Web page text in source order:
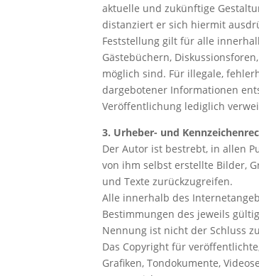
aktuelle und zukünftige
distanziert er sich hiermit
Feststellung gilt für alle
Gästebüchern,
möglich sind. Für illegale,
dargebotener Informationen
Veröffentlichung lediglich
3. Urheber- und
Der Autor ist bestrebt, in allen
von ihm selbst erstellte Bilder,
und Texte zurückzugreifen.
Alle innerhalb des
Bestimmungen des jeweils
Nennung ist nicht der Schluss
Das Copyright für
Grafiken, Tondokumente,